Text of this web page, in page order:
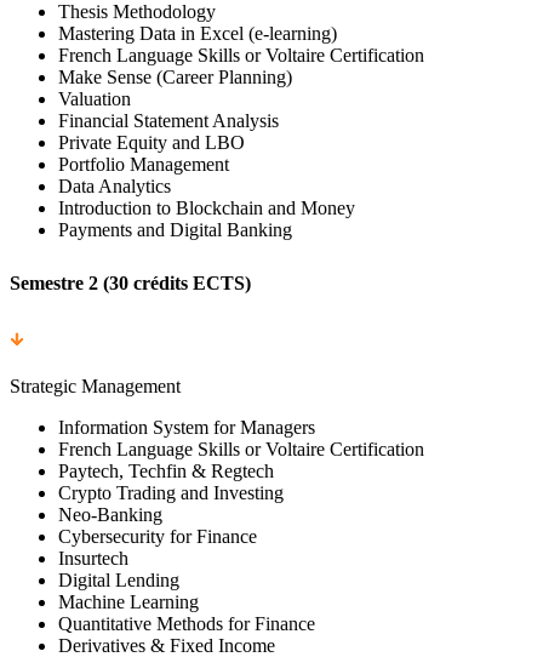
Thesis Methodology
Mastering Data in Excel (e-learning)
French Language Skills or Voltaire Certification
Make Sense (Career Planning)
Valuation
Financial Statement Analysis
Private Equity and LBO
Portfolio Management
Data Analytics
Introduction to Blockchain and Money
Payments and Digital Banking
Semestre 2 (30 crédits ECTS)
Strategic Management
Information System for Managers
French Language Skills or Voltaire Certification
Paytech, Techfin & Regtech
Crypto Trading and Investing
Neo-Banking
Cybersecurity for Finance
Insurtech
Digital Lending
Machine Learning
Quantitative Methods for Finance
Derivatives & Fixed Income